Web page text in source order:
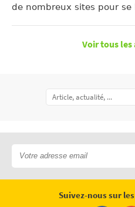
de nombreux sites pour se
Voir tous les
Suivez-nous sur